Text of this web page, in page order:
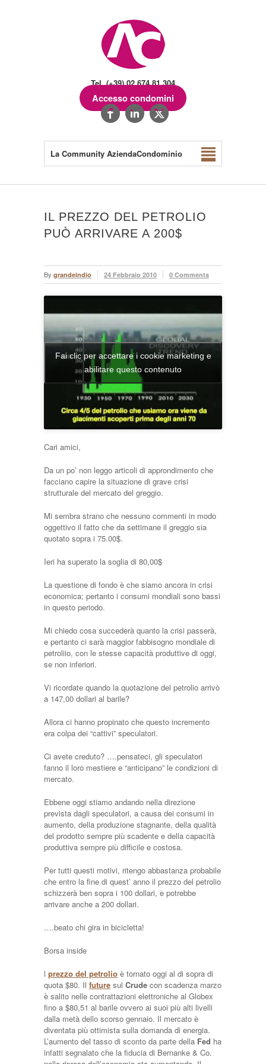
Tel. (+39) 02.674.81.304
Accesso condomini
La Community AziendaCondominio
IL PREZZO DEL PETROLIO
PUÒ ARRIVARE A 200$
By grandeindio 24 Febbraio 2010 0 Comments
Fai clic per accettare i cookie marketing e
abilitare questo contenuto
Cari amici,
Da un po’ non leggo articoli di approndimento che
facciano capire la situazione di grave crisi
strutturale del mercato del greggio.
Mi sembra strano che nessuno commenti in modo
oggettivo il fatto che da settimane il greggio sia
quotato sopra i 75.00$.
Ieri ha superato la soglia di 80,00$
La questione di fondo è che siamo ancora in crisi
economica; pertanto i consumi mondiali sono bassi
in questo periodo.
Mi chiedo cosa succederà quanto la crisi passerà,
e pertanto ci sarà maggior fabbisogno mondiale di
petroliio, con le stesse capacità produttive di oggi,
se non inferiori.
Vi ricordate quando la quotazione del petrolio arrivò
a 147,00 dollari al barile?
Allora ci hanno propinato che questo incremento
era colpa dei “cattivi” speculatori.
Ci avete creduto? ….pensateci, gli speculatori
fanno il loro mestiere e “anticipano” le condizioni di
mercato.
Ebbene oggi stiamo andando nella direzione
prevista dagli speculatori, a causa dei consumi in
aumento, della produzione stagnante, della qualità
del prodotto sempre più scadente e della capacità
produttiva sempre più difficile e costosa.
Per tutti questi motivi, ritengo abbastanza probabile
che entro la fine di quest’ anno il prezzo del petrolio
schizzerà ben sopra i 100 dollari, e potrebbe
arrivare anche a 200 dollari.
….beato chi gira in bicicletta!
Borsa inside
l prezzo del petrolio è tornato oggi al di sopra di
quota $80. Il future sul Crude con scadenza marzo
è salito nelle contrattazioni elettroniche al Globex
fino a $80,51 al barile ovvero ai suoi più alti livelli
dalla metà dello scorso gennaio. Il mercato è
diventata più ottimista sulla domanda di energia.
L’aumento del tasso di sconto da parte della Fed ha
infatti segnalato che la fiducia di Bernanke & Co.